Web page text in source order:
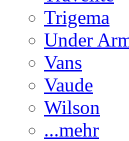
Trigema
Under
Vans
Vaude
Wilson
...mehr